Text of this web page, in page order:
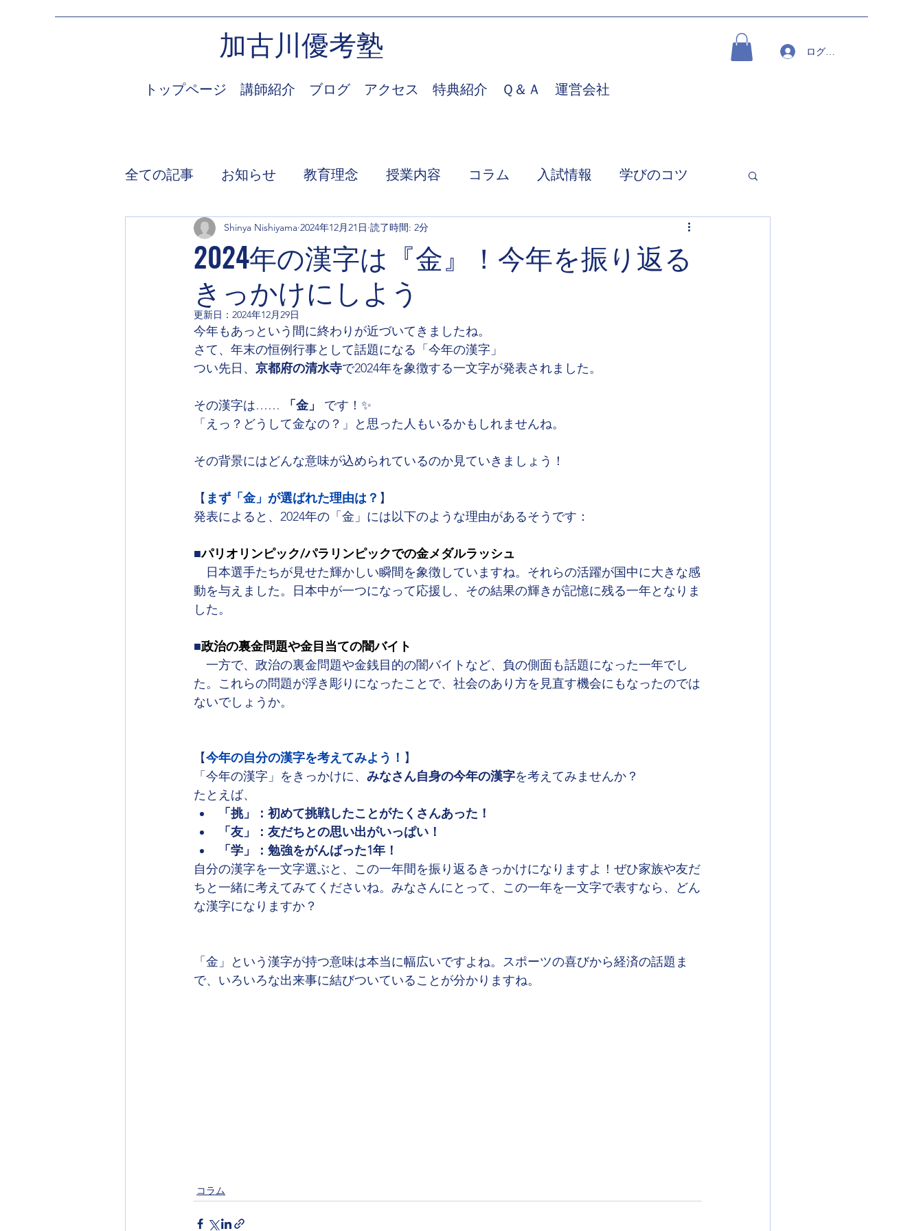
加古川優考塾 ログイン
トップページ 講師紹介 ブログ アクセス 特典紹介 Ｑ＆Ａ 運営会社
全ての記事 お知らせ 教育理念 授業内容 コラム 入試情報 学びのコツ
2024年の漢字は『金』！今年を振り返る
きっかけにしよう
Shinya Nishiyama 2024年12月21日 読了時間: 2分
更新日： 2024年12月29日
今年もあっという間に終わりが近づいてきましたね。
さて、年末の恒例行事として話題になる「今年の漢字」
つい先日、 京都府の清水寺で2024年を象徴する一文字が発表されました。
その漢字は…… 「金」
です！✨
「えっ？どうして金なの？」と思った人もいるかもしれませんね。
その背景にはどんな意味が込められているのか見ていきましょう！
【 まず「金」が選ばれた理由は？ 】
発表によると、2024年の「金」には以下のような理由があるそうです：
■パリオリンピック/パラリンピックでの金メダルラッシュ
日本選手たちが見せた輝かしい瞬間を象徴していますね。それらの活躍が国中に大きな感
動を与えました。日本中が一つになって応援し、その結果の輝きが記憶に残る一年となりま
した。
■政治の裏金問題や金目当ての闇バイト
一方で、政治の裏金問題や金銭目的の闇バイトなど、負の側面も話題になった一年でし
た。これらの問題が浮き彫りになったことで、社会のあり方を見直す機会にもなったのでは
ないでしょうか。
【今年の自分の漢字を考えてみよう！ 】
「今年の漢字」をきっかけに、 みなさん自身の今年の漢字を考えてみませんか？
たとえば、
「挑」：初めて挑戦したことがたくさんあった！
「友」：友だちとの思い出がいっぱい！
「学」：勉強をがんばった1年！
自分の漢字を一文字選ぶと、この一年間を振り返るきっかけになりますよ！ぜひ家族や友だ
ちと一緒に考えてみてくださいね。みなさんにとって、この一年を一文字で表すなら、どん
な漢字になりますか？
「金」という漢字が持つ意味は本当に幅広いですよね。スポーツの喜びから経済の話題ま
で、いろいろな出来事に結びついていることが分かりますね。
コラム